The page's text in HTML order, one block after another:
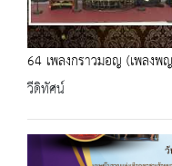
64 เพลงกราวมอญ (เพลงพ
วีดิทัศน์